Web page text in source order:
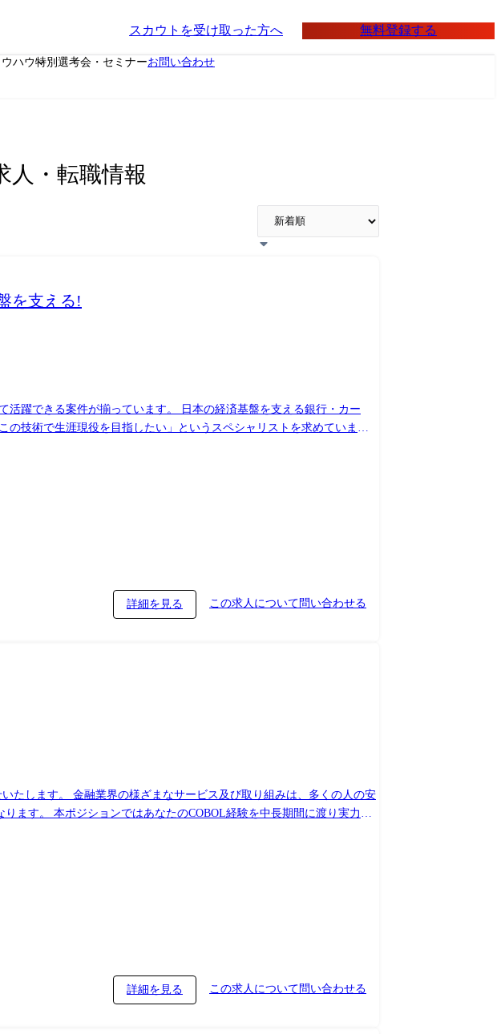
スカウトを受け取った方へ 無料登録する
ハウ特別選考会・セミナーお問い合わせ
人・転職情報
を支える!
躍できる案件が揃っています。 日本の経済基盤を支える銀行・カー
技術で生涯現役を目指したい」というスペシャリストを求めていま
詳細を見る この求人について問い合わせる
たします。 金融業界の様ざまなサービス及び取り組みは、多くの人の安
ます。 本ポジションではあなたのCOBOL経験を中長期間に渡り実力を
詳細を見る この求人について問い合わせる